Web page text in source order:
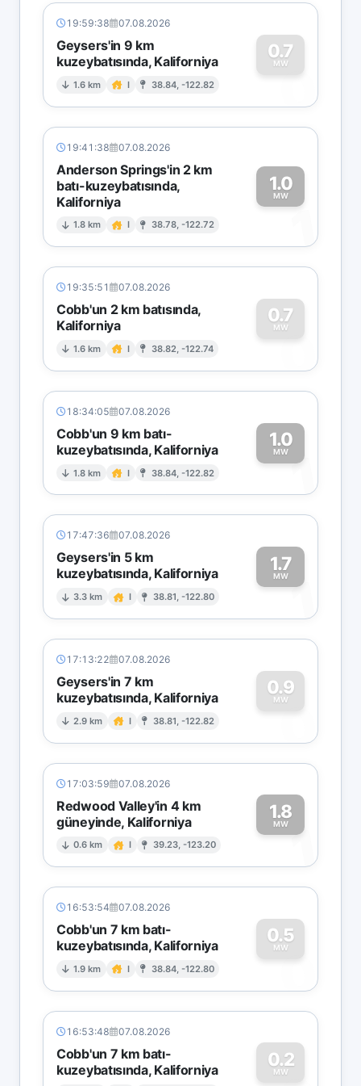
19:59:38 07.08.2026
Geysers'in 9 km
kuzeybatısında, Kaliforniya
1.6 km I 38.84, -122.82
0.7
MW
0
19:41:38 07.08.2026
Anderson Springs'in 2 km
batı-kuzeybatısında,
Kaliforniya
1.8 km I 38.78, -122.72
1.0
MW
1
19:35:51 07.08.2026
Cobb'un 2 km batısında,
Kaliforniya
1.6 km I 38.82, -122.74
0.7
MW
0
18:34:05 07.08.2026
Cobb'un 9 km batı-
kuzeybatısında, Kaliforniya
1.8 km I 38.84, -122.82
1.0
MW1
17:47:36 07.08.2026
Geysers'in 5 km
kuzeybatısında, Kaliforniya
3.3 km I 38.81, -122.80
1.7
MW1
17:13:22 07.08.2026
Geysers'in 7 km
kuzeybatısında, Kaliforniya
2.9 km I 38.81, -122.82
0.9
MW
0
17:03:59 07.08.2026
Redwood Valley'in 4 km
güneyinde, Kaliforniya
0.6 km I 39.23, -123.20
1.8
MW1
16:53:54 07.08.2026
Cobb'un 7 km batı-
kuzeybatısında, Kaliforniya
1.9 km I 38.84, -122.80
0.5
MW
0
16:53:48 07.08.2026
Cobb'un 7 km batı-
kuzeybatısında, Kaliforniya
0.2
MW